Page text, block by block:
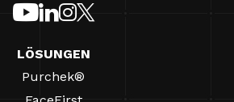
LÖSUNGEN
Purchek®